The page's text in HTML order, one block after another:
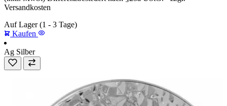
Versandkosten
Auf Lager (1 - 3 Tage)
Kaufen
Ag Silber